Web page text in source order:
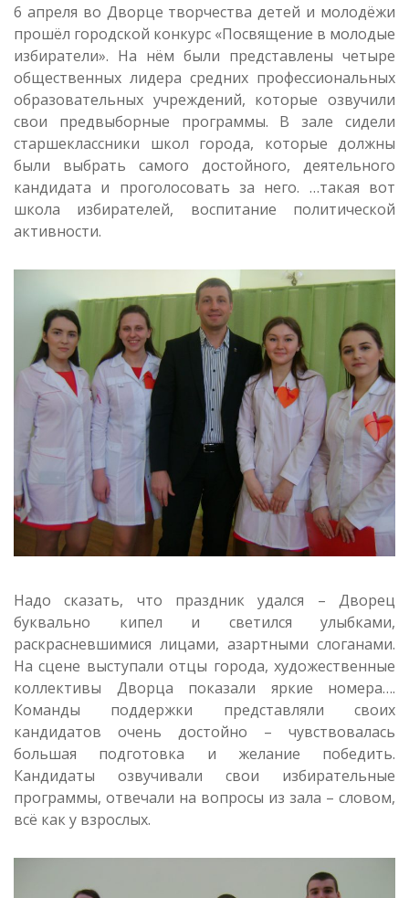
6 апреля во Дворце творчества детей и молодёжи
прошёл городской конкурс «Посвящение в молодые
избиратели». На нём были представлены четыре
общественных лидера средних профессиональных
образовательных учреждений, которые озвучили
свои предвыборные программы. В зале сидели
старшеклассники школ города, которые должны
были выбрать самого достойного, деятельного
кандидата и проголосовать за него. …такая вот
школа избирателей, воспитание политической
активности.
Надо сказать, что праздник удался – Дворец
буквально кипел и светился улыбками,
раскрасневшимися лицами, азартными слоганами.
На сцене выступали отцы города, художественные
коллективы Дворца показали яркие номера….
Команды поддержки представляли своих
кандидатов очень достойно – чувствовалась
большая подготовка и желание победить.
Кандидаты озвучивали свои избирательные
программы, отвечали на вопросы из зала – словом,
всё как у взрослых.